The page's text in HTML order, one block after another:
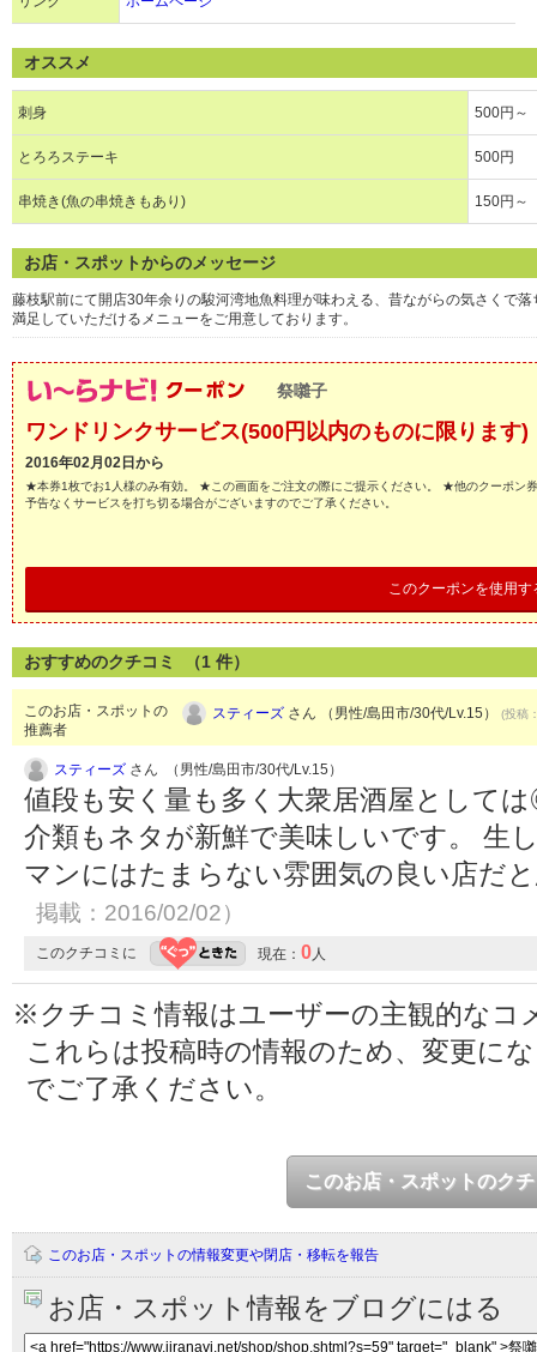
オススメ
刺身 500円～
とろろステーキ 500円
串焼き(魚の串焼きもあり) 150円～
お店・スポットからのメッセージ
藤枝駅前にて開店30年余りの駿河湾地魚料理が味わえる、昔ながらの気さくで
満足していただけるメニューをご用意しております。
祭囃子
ワンドリンクサービス(500円以内のものに限ります)
2016年02月02日から
★本券1枚でお1人様のみ有効。 ★この画面をご注文の際にご提示ください。 ★他のクーポン
予告なくサービスを打ち切る場合がございますのでご了承ください。
このクーポンを使用す
おすすめのクチコミ （1 件）
このお店・スポットの
推薦者
スティーズ さん （男性/島田市/30代/Lv.15） (投稿
スティーズ さん （男性/島田市/30代/Lv.15）
値段も安く量も多く大衆居酒屋として
介類もネタが新鮮で美味しいです。 生
マンにはたまらない雰囲気の良い店だ
掲載：2016/02/02）
このクチコミに 現在： 0人
※クチコミ情報はユーザーの主観的なコ
これらは投稿時の情報のため、変更に
でご了承ください。
このお店・スポットのク
このお店・スポットの情報変更や閉店・移転を報告
お店・スポット情報をブログにはる